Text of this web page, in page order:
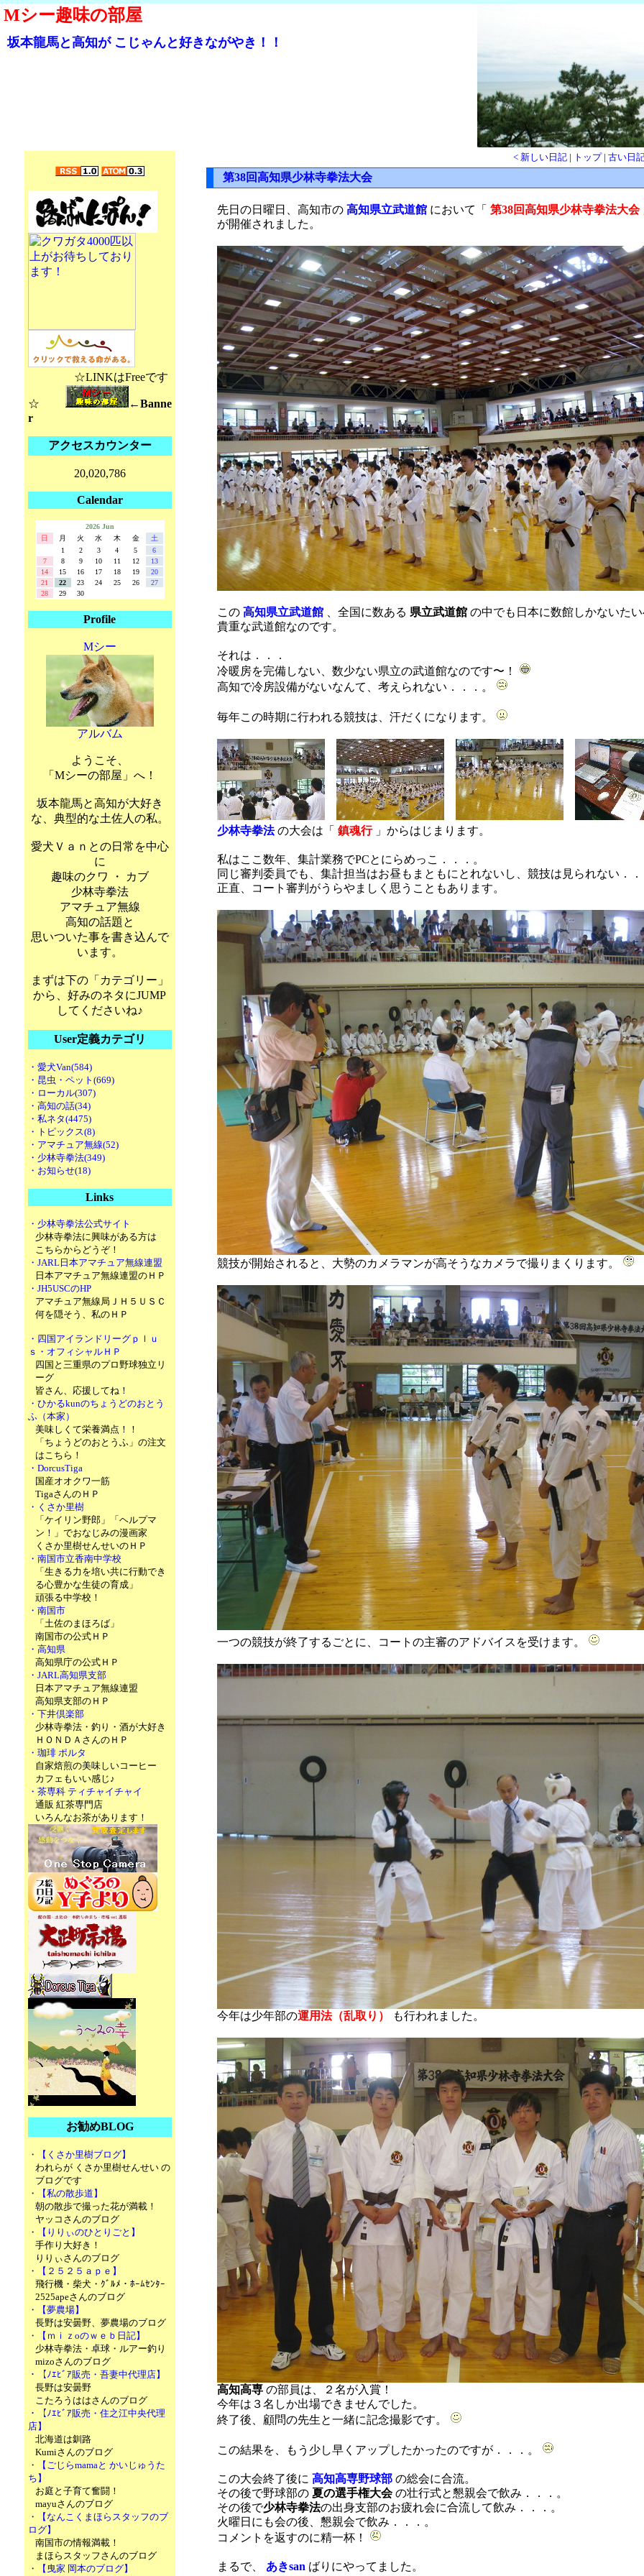
Mシー趣味の部屋
坂本龍馬と高知が こじゃんと好きながやき！！
☆LINKはFreeです
☆
←Banne
r
アクセスカウンター
20,020,786
Calendar
2026 Jun
日
月 火 水 木 金
土
1
2 3 4 5
6
7
8 9 10 11 12
13
14
15 16 17 18 19
20
21
22 23 24 25 26
27
28
29 30
Profile
Mシー
アルバム
ようこそ、
「Mシーの部屋」へ！
坂本龍馬と高知が大好き
な、典型的な土佐人の私。
愛犬Ｖａｎとの日常を中心
に
趣味のクワ ・ カブ
少林寺拳法
アマチュア無線
高知の話題と
思いついた事を書き込んで
います。
まずは下の「カテゴリー」
から、好みのネタにJUMP
してくださいね♪
User定義カテゴリ
・愛犬Van(584)
・昆虫・ペット(669)
・ローカル(307)
・高知の話(34)
・私ネタ(4475)
・トピックス(8)
・アマチュア無線(52)
・少林寺拳法(349)
・お知らせ(18)
Links
・少林寺拳法公式サイト
少林寺拳法に興味がある方は
こちらからどうぞ！
・JARL日本アマチュア無線連盟
日本アマチュア無線連盟のＨＰ
・JH5USCのHP
アマチュア無線局ＪＨ５ＵＳＣ
何を隠そう、私のＨＰ
・四国アイランドリーグｐｌｕ
ｓ・オフィシャルＨＰ
四国と三重県のプロ野球独立リ
ーグ
皆さん、応援してね！
・ひかるkunのちょうどのおとう
ふ（本家）
美味しくて栄養満点！！
「ちょうどのおとうふ」の注文
はこちら！
・DorcusTiga
国産オオクワ一筋
TigaさんのＨＰ
・くさか里樹
「ケイリン野郎」「ヘルプマ
ン！」でおなじみの漫画家
くさか里樹せんせいのＨＰ
・南国市立香南中学校
「生きる力を培い共に行動でき
る心豊かな生徒の育成」
頑張る中学校！
・南国市
「土佐のまほろば」
南国市の公式ＨＰ
・高知県
高知県庁の公式ＨＰ
・JARL高知県支部
日本アマチュア無線連盟
高知県支部のＨＰ
・下井倶楽部
少林寺拳法・釣り・酒が大好き
ＨＯＮＤＡさんのＨＰ
・珈琲 ポルタ
自家焙煎の美味しいコーヒー
カフェもいい感じ♪
・茶専科 ティチャイチャイ
通販 紅茶専門店
いろんなお茶があります！
お勧めBLOG
・【くさか里樹ブログ】
われらが くさか里樹せんせい の
ブログです
・【私の散歩道】
朝の散歩で撮った花が満載！
ヤッコさんのブログ
・【りりぃのひとりごと】
手作り大好き！
りりぃさんのブログ
・【２５２５ａｐｅ】
飛行機・柴犬・ｸﾞﾙﾒ・ﾎｰﾑｾﾝﾀｰ
2525apeさんのブログ
・【夢農場】
長野は安曇野、夢農場のブログ
・【ｍｉｚoのｗｅｂ日記】
少林寺拳法・卓球・ルアー釣り
mizoさんのブログ
・【ﾉｴﾋﾞｱ販売・吾妻中代理店】
長野は安曇野
こたろうははさんのブログ
・【ﾉｴﾋﾞｱ販売・住之江中央代理
店】
北海道は釧路
Kumiさんのブログ
・【ごじらmamaと かいじゅうた
ち】
お庭と子育て奮闘！
mayuさんのブログ
・【なんこくまほらスタッフのブ
ログ】
南国市の情報満載！
まほらスタッフさんのブログ
・【曳家 岡本のブログ】
< 新しい日記| トップ| 古い日
第38回高知県少林寺拳法大会
先日の日曜日、高知市の 高知県立武道館 において「 第38回高知県少林寺拳法大会
が開催されました。
この 高知県立武道館 、全国に数ある 県立武道館 の中でも日本に数館しかないた
貴重な武道館なのです。
それは．．．
冷暖房を完備しない、数少ない県立の武道館なのです〜！
高知で冷房設備がないなんて、考えられない．．．。
毎年この時期に行われる競技は、汗だくになります。
少林寺拳法の大会は「 鎮魂行」からはじまります。
私はここ数年、集計業務でPCとにらめっこ．．．。
同じ審判委員でも、集計担当はお昼もまともにとれないし、競技は見られない．
正直、コート審判がうらやましく思うこともあります。
競技が開始されると、大勢のカメラマンが高そうなカメラで撮りまくります。
一つの競技が終了するごとに、コートの主審のアドバイスを受けます。
今年は少年部の運用法（乱取り） も行われました。
高知高専 の部員は、２名が入賞！
今年は３名しか出場できませんでした。
終了後、顧問の先生と一緒に記念撮影です。
この結果を、もう少し早くアップしたかったのですが．．．。
この大会終了後に 高知高専野球部 の総会に合流。
その後で野球部の 夏の選手権大会の壮行式と懇親会で飲み．．．。
その後で少林寺拳法の出身支部のお疲れ会に合流して飲み．．．。
火曜日にも会の後、懇親会で飲み．．．。
コメントを返すのに精一杯！
まるで、 あきsan ばりにやってました。